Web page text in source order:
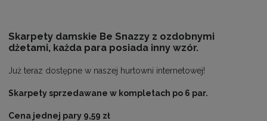
Skarpety damskie Be Snazzy z ozdobnymi
dżetami, każda para posiada inny wzór.
Już teraz dostępne w naszej hurtowni internetowej!
Skarpety sprzedawane w kompletach po 6 par.
Cena jednej pary 9,59 zł